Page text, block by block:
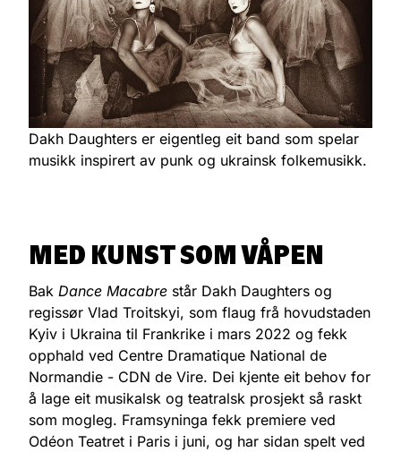
Dakh Daughters er eigentleg eit band som spelar
musikk inspirert av punk og ukrainsk folkemusikk.
MED KUNST SOM VÅPEN
Bak Dance Macabre står Dakh Daughters og
regissør Vlad Troitskyi, som flaug frå hovudstaden
Kyiv i Ukraina til Frankrike i mars 2022 og fekk
opphald ved Centre Dramatique National de
Normandie - CDN de Vire. Dei kjente eit behov for
å lage eit musikalsk og teatralsk prosjekt så raskt
som mogleg. Framsyninga fekk premiere ved
Odéon Teatret i Paris i juni, og har sidan spelt ved